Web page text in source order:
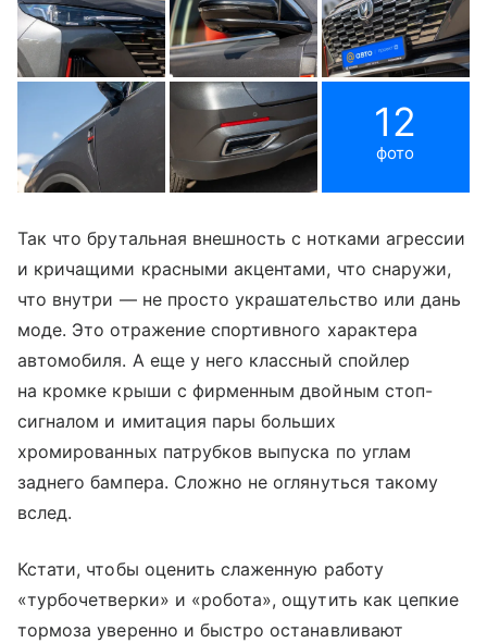
12
фото
Так что брутальная внешность с нотками агрессии
и кричащими красными акцентами, что снаружи,
что внутри — не просто украшательство или дань
моде. Это отражение спортивного характера
автомобиля. А еще у него классный спойлер
на кромке крыши с фирменным двойным стоп-
сигналом и имитация пары больших
хромированных патрубков выпуска по углам
заднего бампера. Сложно не оглянуться такому
вслед.
Кстати, чтобы оценить слаженную работу
«турбочетверки» и «робота», ощутить как цепкие
тормоза уверенно и быстро останавливают